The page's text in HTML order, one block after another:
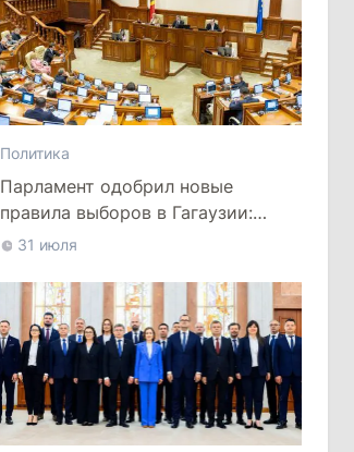
Политика
Парламент одобрил новые
правила выборов в Гагаузии:
оппозиция критикует
31 июля